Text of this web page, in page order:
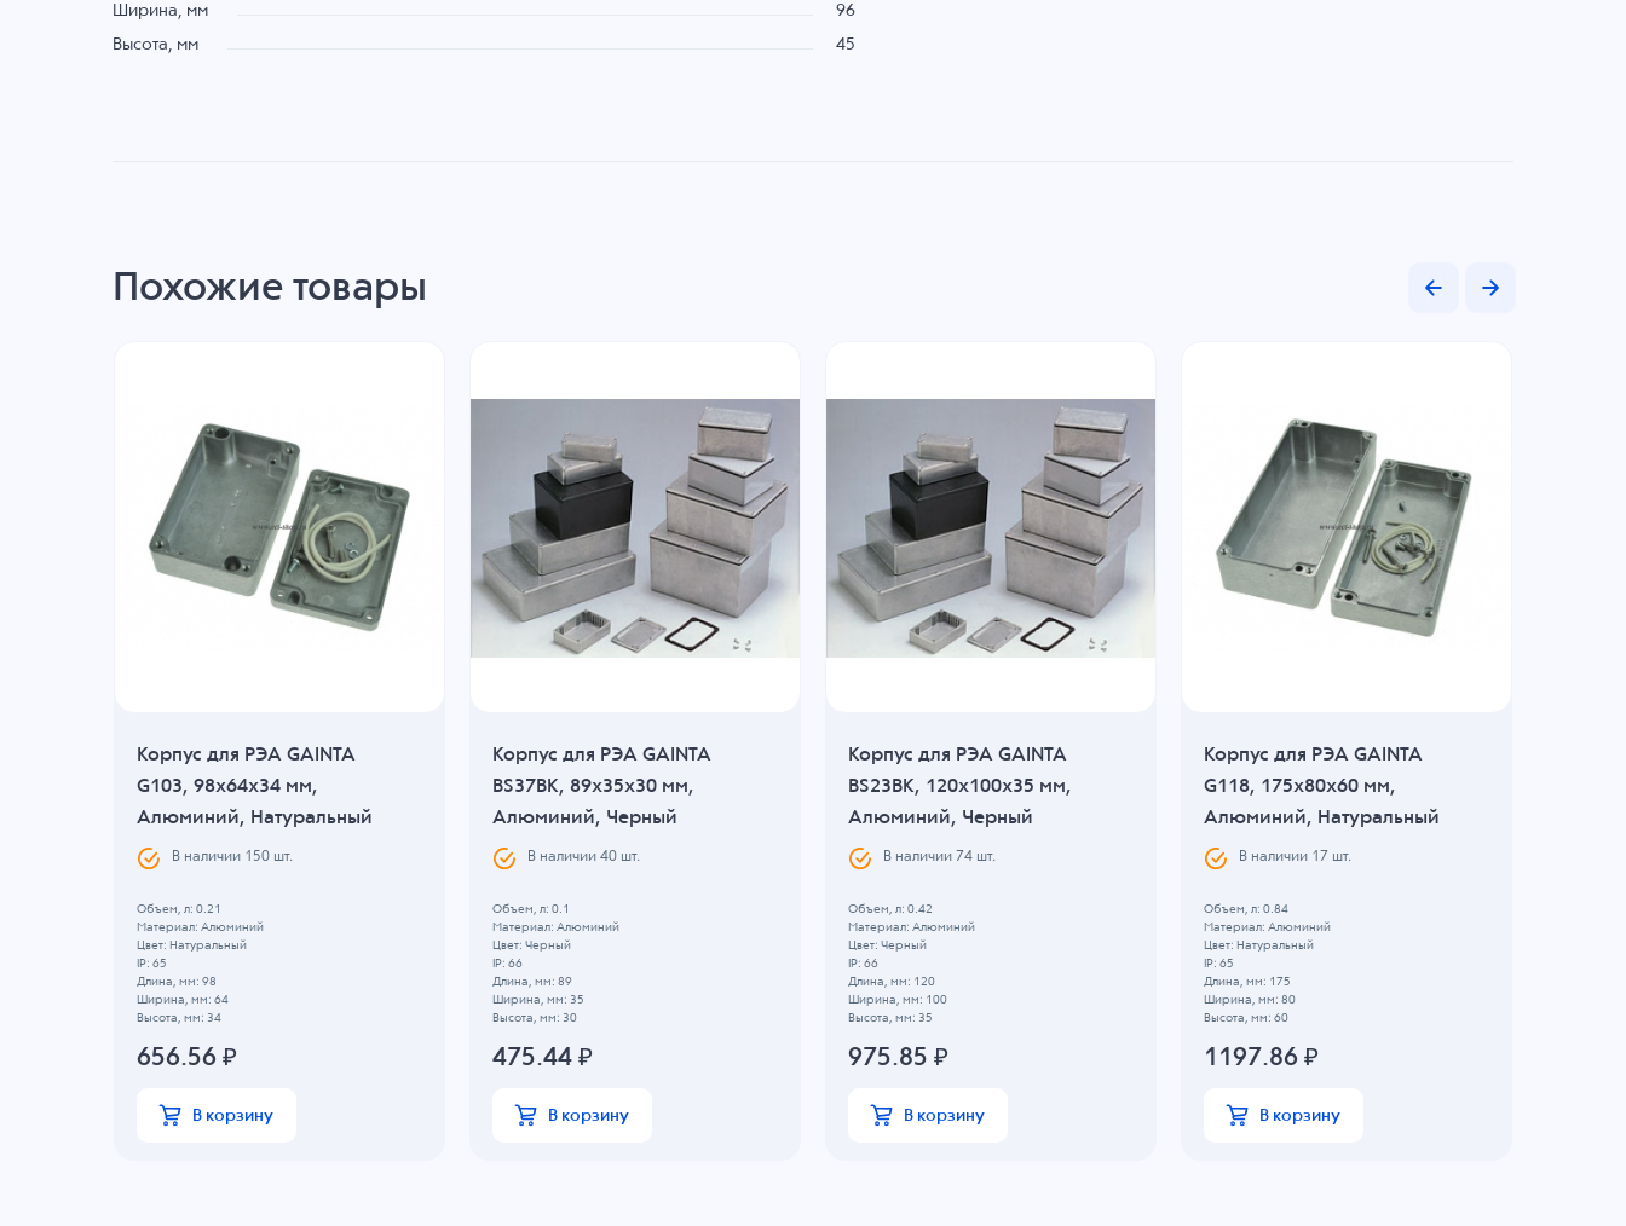
Ширина, мм 96
Высота, мм 45
Похожие товары
Корпус для РЭА GAINTA
G103, 98x64x34 мм,
Алюминий, Натуральный
В наличии 150шт.
Объем, л: 0.21
Материал: Алюминий
Цвет: Натуральный
IP: 65
Длина, мм: 98
Ширина, мм: 64
Высота, мм: 34
656.56 ₽
В корзину
Корпус для РЭА GAINTA
BS37BK, 89x35x30 мм,
Алюминий, Черный
В наличии 40шт.
Объем, л: 0.1
Материал: Алюминий
Цвет: Черный
IP: 66
Длина, мм: 89
Ширина, мм: 35
Высота, мм: 30
475.44₽
В корзину
Корпус для РЭА GAINTA
BS23BK, 120x100x35 мм,
Алюминий, Черный
В наличии 74шт.
Объем, л: 0.42
Материал: Алюминий
Цвет: Черный
IP: 66
Длина, мм: 120
Ширина, мм: 100
Высота, мм: 35
975.85 ₽
В корзину
Корпус для РЭА GAINTA
G118, 175x80x60 мм,
Алюминий, Натуральный
В наличии 17 шт.
Объем, л: 0.84
Материал: Алюминий
Цвет: Натуральный
IP: 65
Длина, мм: 175
Ширина, мм: 80
Высота, мм: 60
1197.86 ₽
В корзину